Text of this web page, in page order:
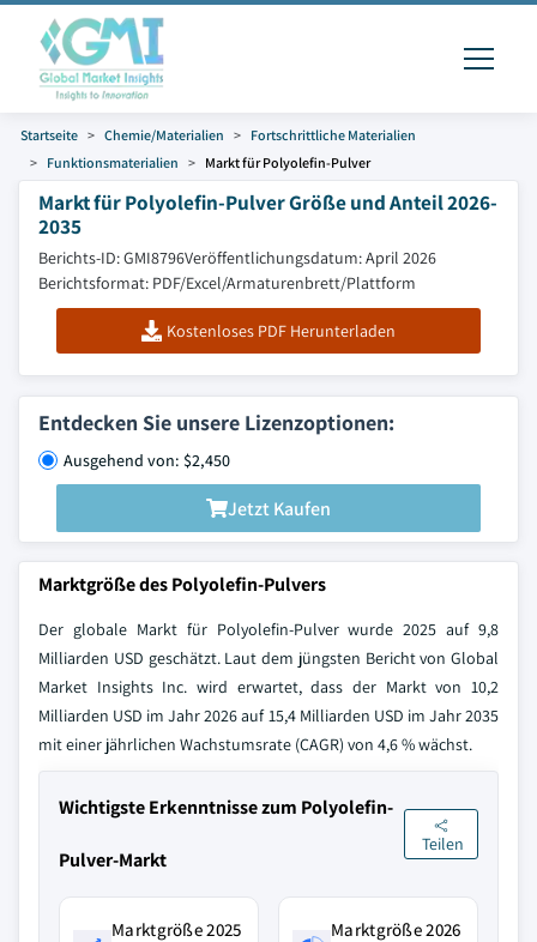
Startseite Chemie/Materialien
Fortschrittliche Materialien
Funktionsmaterialien
Markt für Polyolefin-Pulver
Markt für Polyolefin-Pulver Größe und Anteil 2026-
2035
Berichts-ID: GMI8796Veröffentlichungsdatum: April 2026
Berichtsformat: PDF/Excel/Armaturenbrett/Plattform
Kostenloses PDF Herunterladen
Entdecken Sie unsere Lizenzoptionen:
Ausgehend von: $2,450
Jetzt Kaufen
Marktgröße des Polyolefin-Pulvers
Der globale Markt für Polyolefin-Pulver wurde 2025 auf 9,8
Milliarden USD geschätzt. Laut dem jüngsten Bericht von Global
Market Insights Inc. wird erwartet, dass der Markt von 10,2
Milliarden USD im Jahr 2026 auf 15,4 Milliarden USD im Jahr 2035
mit einer jährlichen Wachstumsrate (CAGR) von 4,6 % wächst.
Wichtigste Erkenntnisse zum Polyolefin-
Pulver-Markt
Teilen
Marktgröße 2025 Marktgröße 2026